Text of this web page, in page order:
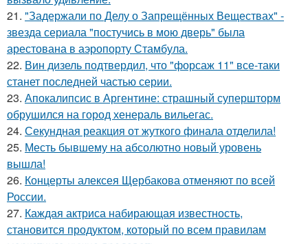
21. "Задержали по Делу о Запрещённых Веществах" -
звезда сериала "постучись в мою дверь" была
арестована в аэропорту Стамбула.
22. Вин дизель подтвердил, что "форсаж 11" все-таки
станет последней частью серии.
23. Апокалипсис в Аргентине: страшный супершторм
обрушился на город хенераль вильегас.
24. Секундная реакция от жуткого финала отделила!
25. Месть бывшему на абсолютно новый уровень
вышла!
26. Концерты алексея Щербакова отменяют по всей
России.
27. Каждая актриса набирающая известность,
становится продуктом, который по всем правилам